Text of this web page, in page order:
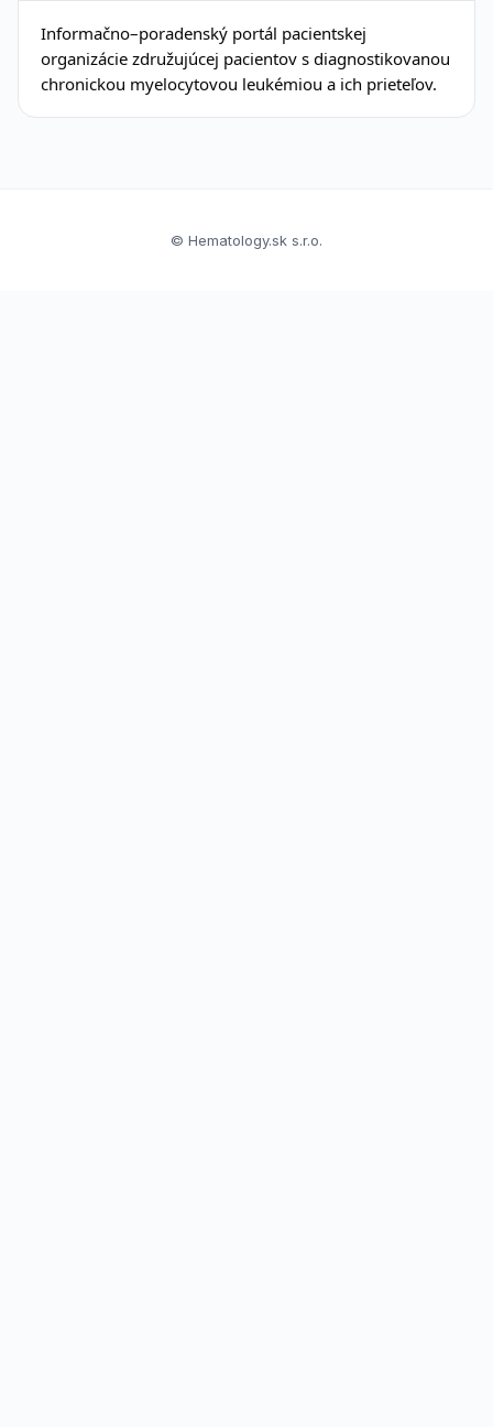
Informačno–poradenský portál pacientskej
organizácie združujúcej pacientov s diagnostikovanou
chronickou myelocytovou leukémiou a ich prieteľov.
© Hematology.sk s.r.o.